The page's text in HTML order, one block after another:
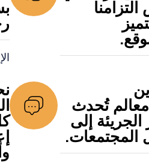
تُحدث
الجريئة إلى
المجتمعات.